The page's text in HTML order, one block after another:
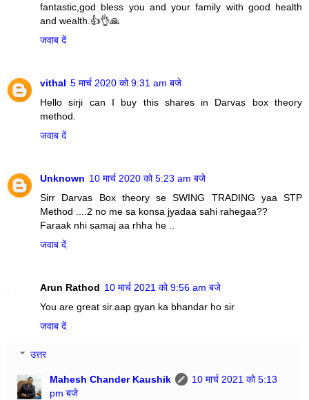
fantastic,god bless you and your family with good health
and wealth.👍👌🙏
जवाब दें
vithal 5 मार्च 2020 को 9:31 am बजे
Hello sirji can I buy this shares in Darvas box theory
method.
जवाब दें
Unknown 10 मार्च 2020 को 5:23 am बजे
Sirr Darvas Box theory se SWING TRADING yaa STP
Method ....2 no me sa konsa jyadaa sahi rahegaa??
Faraak nhi samaj aa rhha he ..
जवाब दें
Arun Rathod 10 मार्च 2021 को 9:56 am बजे
You are great sir.aap gyan ka bhandar ho sir
जवाब दें
उत्तर
Mahesh Chander Kaushik
10 मार्च 2021 को 5:13
pm बजे